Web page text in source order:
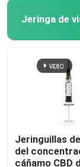
Jeringa de
Jeringuillas
del
cáñamo CBD